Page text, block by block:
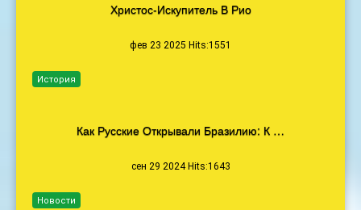
Христос-Искупитель В Рио
фев 23 2025 Hits:1551
Как Русские Открывали Бразилию: К …
сен 29 2024 Hits:1643
История
Новости